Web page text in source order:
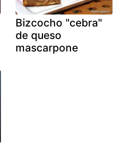
Bizcocho "cebra"
de queso
mascarpone